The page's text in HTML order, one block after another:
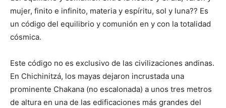
mujer, finito e infinito, materia y espíritu, sol y luna?? Es
un código del equilibrio y comunión en y con la totalidad
cósmica.
Este código no es exclusivo de las civilizaciones andinas.
En Chichinitzá, los mayas dejaron incrustada una
prominente Chakana (no escalonada) a unos tres metros
de altura en una de las edificaciones más grandes del